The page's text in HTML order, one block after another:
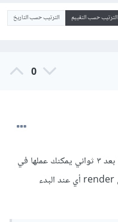
الترتيب حسب التقييم الترتيب حسب التاريخ
0
إذا كنت تريد تغيير الحالة عند بدء الصفحة بعد ٣ ثواني يمكنك عملها في